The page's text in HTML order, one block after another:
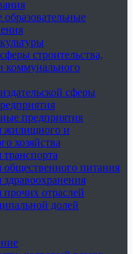
строительства,
сферы
предприятия
жилищного и
хозяйства
общественного питания
отраслей
долей